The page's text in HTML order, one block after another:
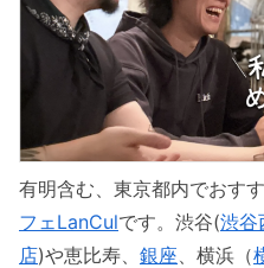
有明含む、東京都内でおす
フェLanCulです。渋谷(渋谷
店)や恵比寿、 銀座 、横浜（